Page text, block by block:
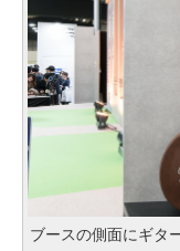
ブースの側面にギタ